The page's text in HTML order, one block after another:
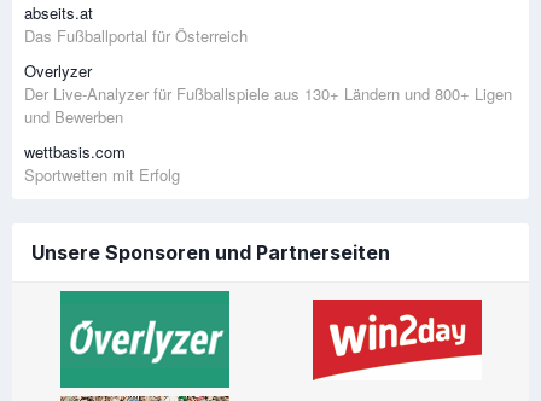
abseits.at
Das Fußballportal für Österreich
Overlyzer
Der Live-Analyzer für Fußballspiele aus 130+ Ländern und 800+ Ligen
und Bewerben
wettbasis.com
Sportwetten mit Erfolg
Unsere Sponsoren und Partnerseiten